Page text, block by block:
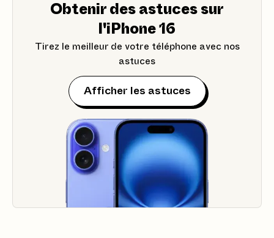
Obtenir des astuces sur
l'iPhone 16
Tirez le meilleur de votre téléphone avec nos
astuces
Afficher les astuces